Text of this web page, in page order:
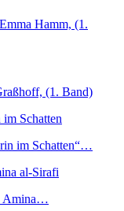
Hamm, (1.
(1. Band)
im Schatten“…
Amina…